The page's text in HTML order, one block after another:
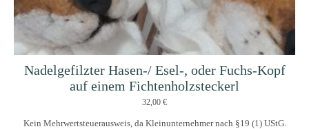
Nadelgefilzter Hasen-/ Esel-, oder Fuchs-Kopf
auf einem Fichtenholzsteckerl
32,00 €
Kein Mehrwertsteuerausweis, da Kleinunternehmer nach §19 (1) UStG.